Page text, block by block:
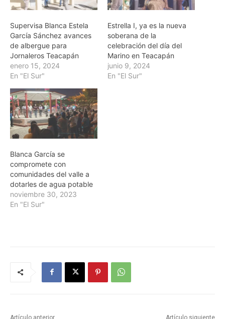
Supervisa Blanca Estela
García Sánchez avances
de albergue para
Jornaleros Teacapán
enero 15, 2024
En "El Sur"
Estrella I, ya es la nueva
soberana de la
celebración del día del
Marino en Teacapán
junio 9, 2024
En "El Sur"
Blanca García se
compromete con
comunidades del valle a
dotarles de agua potable
noviembre 30, 2023
En "El Sur"
Artículo anterior Artículo siguiente